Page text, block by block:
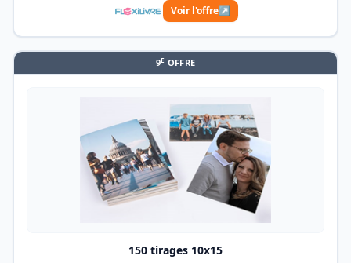
Voir l'offre↗
9E OFFRE
150 tirages 10x15